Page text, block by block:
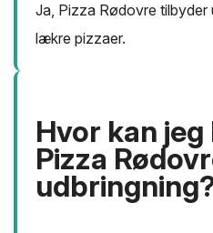
Ja, Pizza Rødovre tilbyder
lækre pizzaer.
Hvor kan
Pizza